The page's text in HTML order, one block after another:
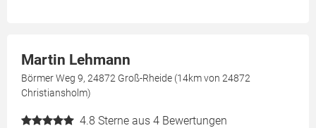
Martin Lehmann
Börmer Weg 9, 24872 Groß-Rheide (14km von 24872
Christiansholm)
4.8 Sterne aus 4 Bewertungen